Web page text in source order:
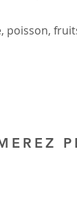
poisson,